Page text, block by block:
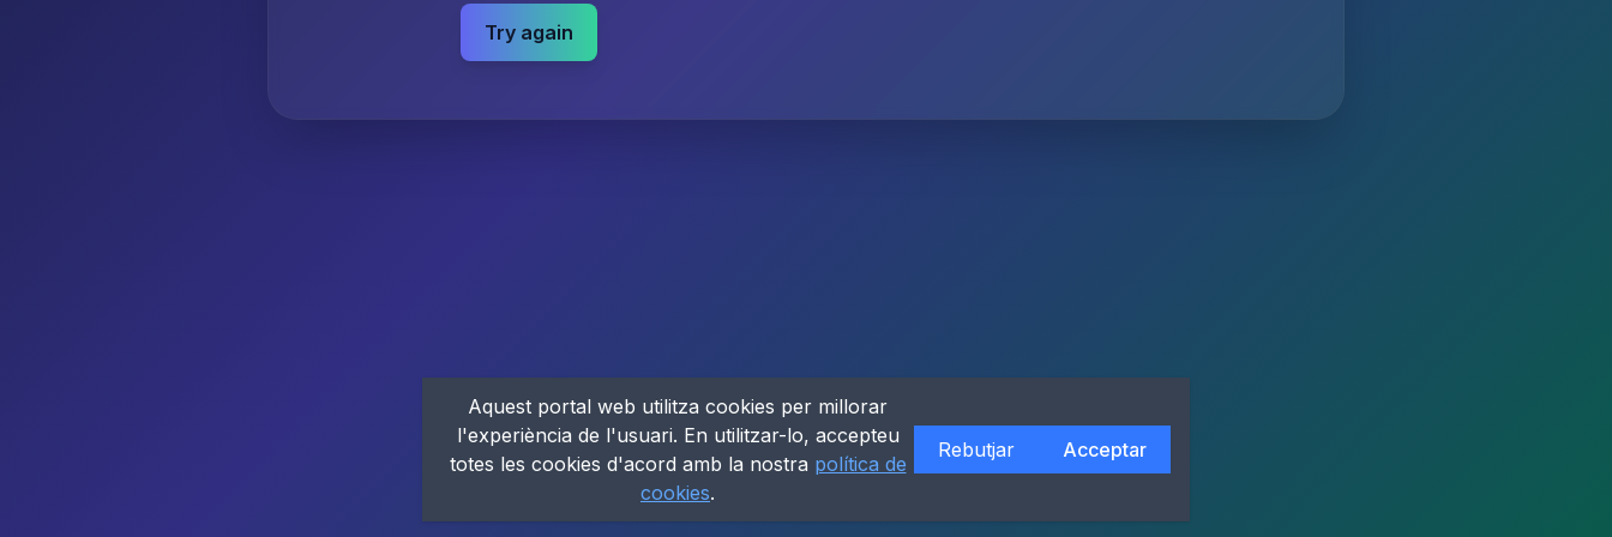
Try again
Aquest portal web utilitza cookies per millorar
l'experiència de l'usuari. En utilitzar-lo, accepteu
totes les cookies d'acord amb la nostra política de
cookies.
Rebutjar Acceptar